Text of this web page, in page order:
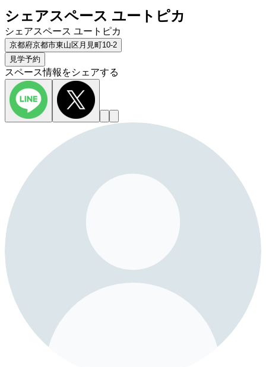
シェアスペース ユートピカ
シェアスペース ユートピカ
京都府京都市東山区月見町10-2
見学予約
スペース情報をシェアする